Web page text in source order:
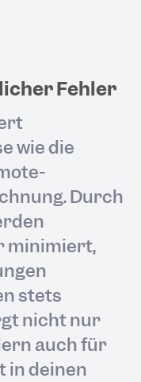
Fehler
wie die
Durch
minimiert,
stets
nicht nur
auch für
in deinen